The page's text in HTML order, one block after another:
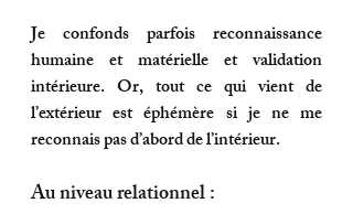
Je confonds parfois reconnaissance
humaine et matérielle et validation
intérieure. Or, tout ce qui vient de
l’extérieur est éphémère si je ne me
reconnais pas d’abord de l’intérieur.
Au niveau relationnel :